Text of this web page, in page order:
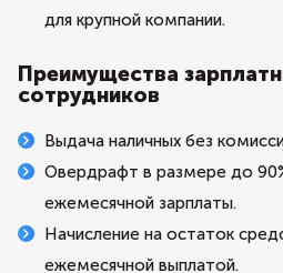
для крупной компании.
Преимущества
сотрудников
Выдача наличных без
Овердрафт в размере до
ежемесячной зарплаты.
Начисление на остаток
ежемесячной выплатой.